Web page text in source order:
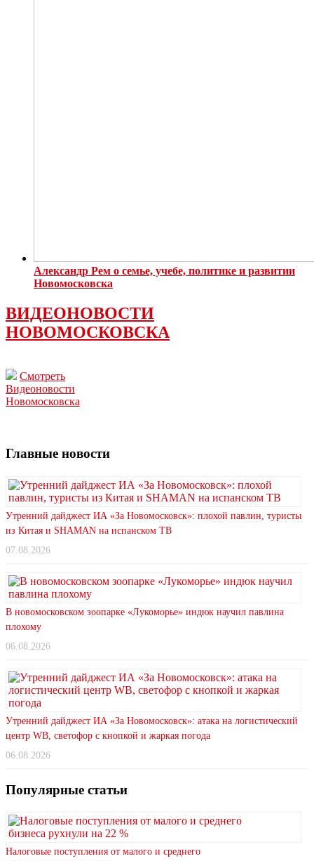
Александр Рем о семье, учебе, политике и развитии
Новомосковска
ВИДЕОНОВОСТИ
НОВОМОСКОВСКА
Смотреть
Видеоновости
Новомосковска
Главные новости
Утренний дайджест ИА «За Новомосковск»: плохой павлин, туристы
из Китая и SHAMAN на испанском ТВ
07.08.2026
В новомосковском зоопарке «Лукоморье» индюк научил павлина
плохому
06.08.2026
Утренний дайджест ИА «За Новомосковск»: атака на логистический
центр WB, светофор с кнопкой и жаркая погода
06.08.2026
Популярные статьи
Налоговые поступления от малого и среднего